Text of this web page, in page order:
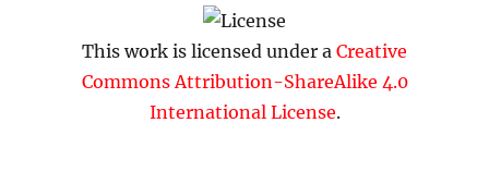
This work is licensed under a Creative
Commons Attribution-ShareAlike 4.0
International License.